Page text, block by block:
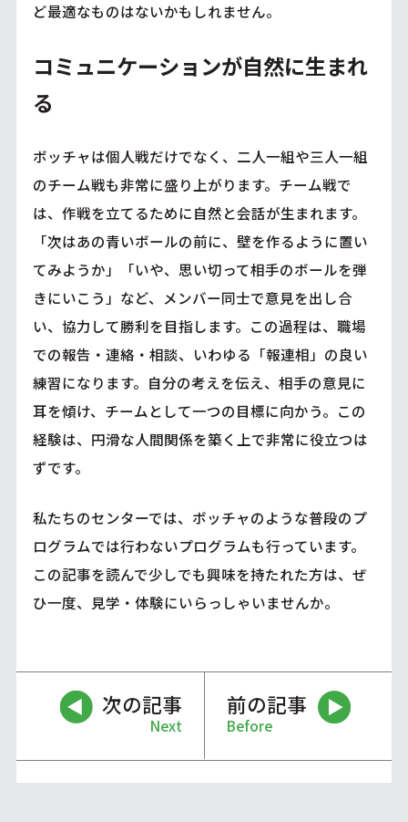
ど最適なものはないかもしれません。
コミュニケーションが自然に生まれ
る
ボッチャは個人戦だけでなく、二人一組や三人一組
のチーム戦も非常に盛り上がります。チーム戦で
は、作戦を立てるために自然と会話が生まれます。
「次はあの青いボールの前に、壁を作るように置い
てみようか」「いや、思い切って相手のボールを弾
きにいこう」など、メンバー同士で意見を出し合
い、協力して勝利を目指します。この過程は、職場
での報告・連絡・相談、いわゆる「報連相」の良い
練習になります。自分の考えを伝え、相手の意見に
耳を傾け、チームとして一つの目標に向かう。この
経験は、円滑な人間関係を築く上で非常に役立つは
ずです。
私たちのセンターでは、ボッチャのような普段のプ
ログラムでは行わないプログラムも行っています。
この記事を読んで少しでも興味を持たれた方は、ぜ
ひ一度、見学・体験にいらっしゃいませんか。
次の記事
Next
前の記事
Before